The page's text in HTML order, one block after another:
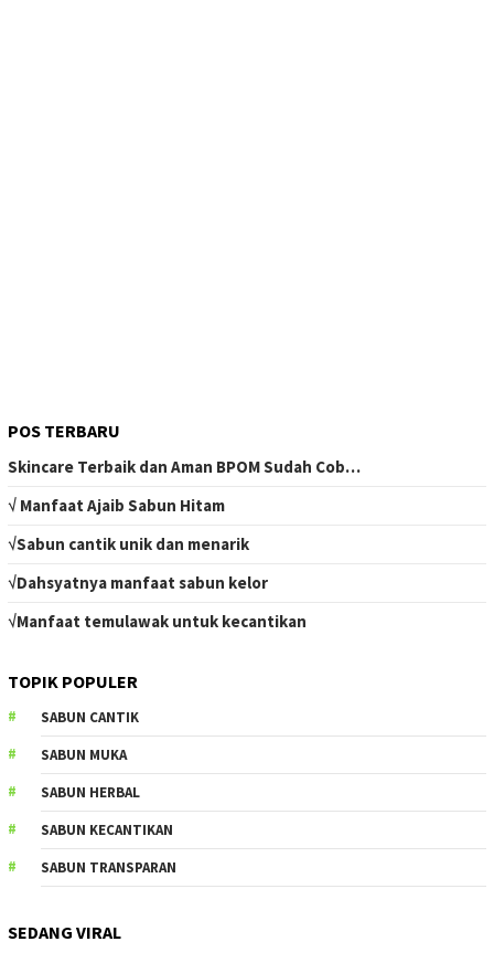
POS TERBARU
Skincare Terbaik dan Aman BPOM Sudah Cob…
√ Manfaat Ajaib Sabun Hitam
√Sabun cantik unik dan menarik
√Dahsyatnya manfaat sabun kelor
√Manfaat temulawak untuk kecantikan
TOPIK POPULER
SABUN CANTIK
SABUN MUKA
SABUN HERBAL
SABUN KECANTIKAN
SABUN TRANSPARAN
SEDANG VIRAL